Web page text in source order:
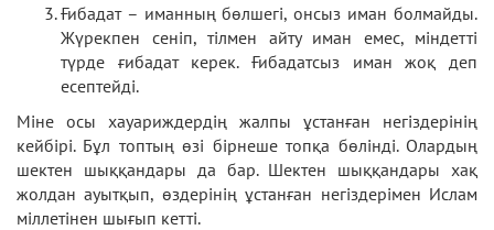
Ғибадат – иманның бөлшегі, онсыз иман болмайды.
Жүрекпен сеніп, тілмен айту иман емес, міндетті
түрде ғибадат керек. Ғибадатсыз иман жоқ деп
есептейді.
Міне осы хауариждердің жалпы ұстанған негіздерінің
кейбірі. Бұл топтың өзі бірнеше топқа бөлінді. Олардың
шектен шыққандары да бар. Шектен шыққандары хақ
жолдан ауытқып, өздерінің ұстанған негіздерімен Ислам
міллетінен шығып кетті.